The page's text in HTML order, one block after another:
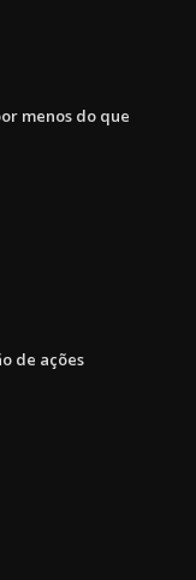
menos do que
de ações